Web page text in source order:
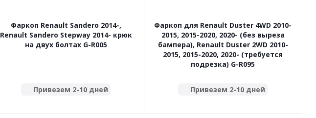
Фаркоп Renault Sandero 2014-,
Renault Sandero Stepway 2014- крюк
на двух болтах G-R005
Привезем 2-10 дней
Фаркоп для Renault Duster 4WD 2010-
2015, 2015-2020, 2020- (без выреза
бампера), Renault Duster 2WD 2010-
2015, 2015-2020, 2020- (требуется
подрезка) G-R095
Привезем 2-10 дней